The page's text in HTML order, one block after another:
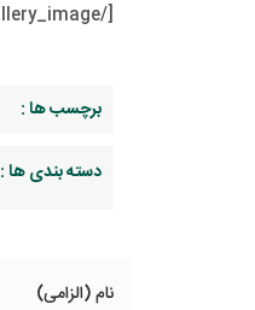
[/gallery_image]
برچسب ها :
دسته بندی ها :
نام (الزامی)